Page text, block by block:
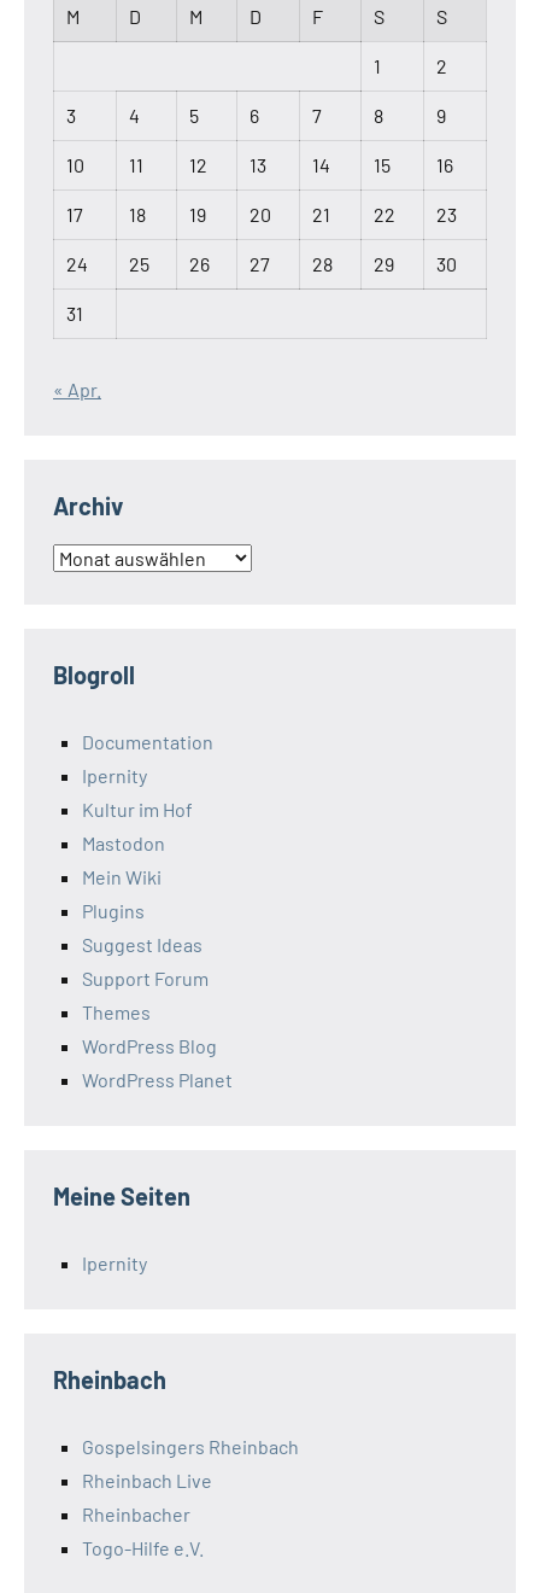
M D M D F S S
1 2
3 4 5 6 7 8 9
10 11 12 13 14 15 16
17 18 19 20 21 22 23
24 25 26 27 28 29 30
31
« Apr.
Archiv
Archiv
Blogroll
Documentation
Ipernity
Kultur im Hof
Mastodon
Mein Wiki
Plugins
Suggest Ideas
Support Forum
Themes
WordPress Blog
WordPress Planet
Meine Seiten
Ipernity
Rheinbach
Gospelsingers Rheinbach
Rheinbach Live
Rheinbacher
Togo-Hilfe e.V.